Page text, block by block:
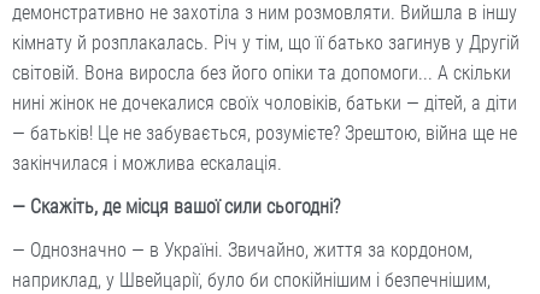
демонстративно не захотіла з ним розмовляти. Вийшла в іншу
кімнату й розплакалась. Річ у тім, що її батько загинув у Другій
світовій. Вона виросла без його опіки та допомоги... А скільки
нині жінок не дочекалися своїх чоловіків, батьки — дітей, а діти
— батьків! Це не забувається, розумієте? Зрештою, війна ще не
закінчилася і можлива ескалація.
— Скажіть, де місця вашої сили сьогодні?
— Однозначно — в Україні. Звичайно, життя за кордоном,
наприклад, у Швейцарії, було би спокійнішим і безпечнішим,